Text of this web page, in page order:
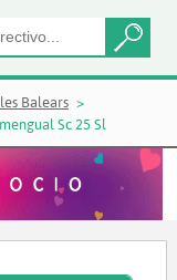
Balears
Sc 25 Sl